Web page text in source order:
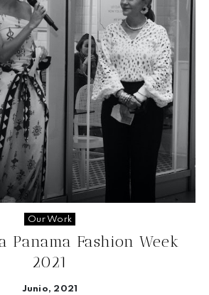
Our Work
Panama Fashion Week
2021
Junio, 2021